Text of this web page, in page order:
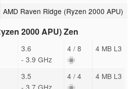
AMD Raven Ridge (Ryzen 2000 APU)
2000 APU) Zen
3.6
- 3.9 GHz
4 / 8 4 MB L3
3.5
- 3.7 GHz
4 / 4 4 MB L3